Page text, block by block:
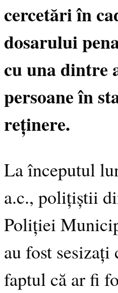
cercetări în
dosarului
cu una dintre
persoane în
reținere.
La începutul
a.c., polițiștii
Poliției
au fost
faptul că ar fi